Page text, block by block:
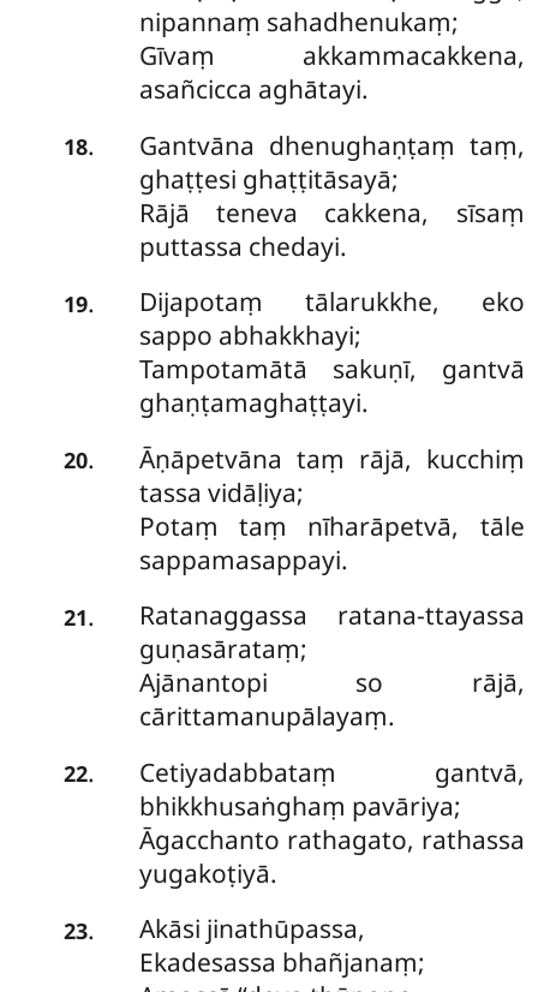
nipannaṃ sahadhenukaṃ;
Gīvaṃ akkammacakkena,
asañcicca aghātayi.
18.
Gantvāna dhenughaṇṭaṃ taṃ,
ghaṭṭesi ghaṭṭitāsayā;
Rājā teneva cakkena, sīsaṃ
puttassa chedayi.
19.
Dijapotaṃ tālarukkhe, eko
sappo abhakkhayi;
Tampotamātā sakuṇī, gantvā
ghaṇṭamaghaṭṭayi.
20.
Āṇāpetvāna taṃ rājā, kucchiṃ
tassa vidāḷiya;
Potaṃ taṃ nīharāpetvā, tāle
sappamasappayi.
21. Ratanaggassa ratana-ttayassa
guṇasārataṃ;
Ajānantopi so rājā,
cārittamanupālayaṃ.
22.
Cetiyadabbataṃ gantvā,
bhikkhusaṅghaṃ pavāriya;
Āgacchanto rathagato, rathassa
yugakoṭiyā.
23.
Akāsi jinathūpassa,
Ekadesassa bhañjanaṃ;